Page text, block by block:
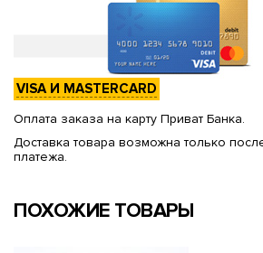
VISA И MASTERCARD
Оплата заказа на карту Приват Банка.
Доставка товара возможна только
платежа.
ПОХОЖИЕ ТОВАРЫ